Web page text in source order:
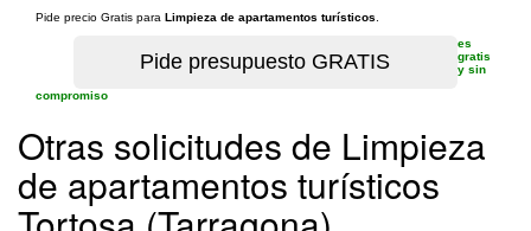
Pide precio Gratis para Limpieza de apartamentos turísticos
es
gratis
y sin
compromiso
Otras solicitudes de Limpieza
de apartamentos turísticos